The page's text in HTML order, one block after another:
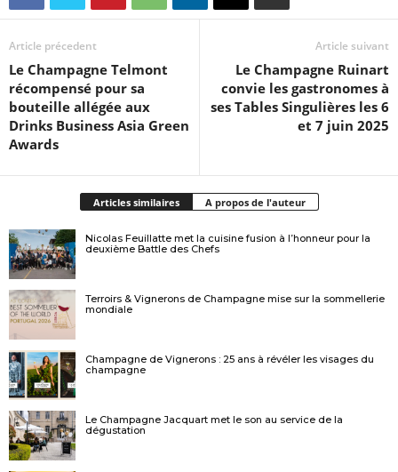
Article précedent
Le Champagne Telmont
récompensé pour sa
bouteille allégée aux
Drinks Business Asia Green
Awards
Article suivant
Le Champagne Ruinart
convie les gastronomes à
ses Tables Singulières les 6
et 7 juin 2025
Articles similaires A propos de l'auteur
Nicolas Feuillatte met la cuisine fusion à l’honneur pour la
deuxième Battle des Chefs
Terroirs & Vignerons de Champagne mise sur la sommellerie
mondiale
Champagne de Vignerons : 25 ans à révéler les visages du
champagne
Le Champagne Jacquart met le son au service de la
dégustation